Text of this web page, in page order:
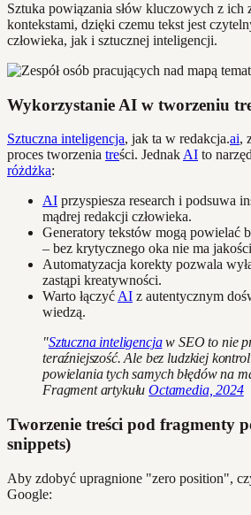
Sztuka powiązania słów kluczowych z ich
kontekstami, dzięki czemu tekst jest
człowieka, jak i sztucznej inteligencji.
Wykorzystanie AI w tworzeniu
Sztuczna inteligencja, jak ta w redakcja.ai,
proces tworzenia treści. JednakAI to
różdżka:
AI przyspiesza research i podsuwa
mądrej redakcji człowieka.
Generatory tekstów mogą powielać
– bez krytycznego oka nie ma
Automatyzacja korekty pozwala
zastąpi kreatywności.
Warto łączyćAI z autentycznym
wiedzą.
"Sztuczna inteligencjaw SEO to nie
teraźniejszość. Ale bez ludzkiej
powielania tych samych błędów na
Fragment artykułuOctamedia, 2024
Tworzenie treści pod fragmenty
snippets)
Aby zdobyć upragnione "zero position",
Google: